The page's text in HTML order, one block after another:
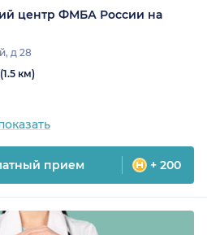
центр ФМБА России на
д 28
км)
прием + 200